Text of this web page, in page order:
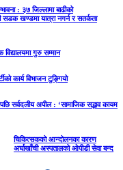
: ३७ जिल्लामा बाढीको
सडक खण्डमा यात्रा नगर्न र सतर्कता
विद्यालयमा गुरु सम्मान
कार्य विभाजन टुङ्गियो
सर्वदलीय अपील : ‘सामाजिक सद्भाव कायम
चिकित्सकको आन्दोलनका कारण
अर्घाखाँची अस्पतालको ओपीडी सेवा बन्द